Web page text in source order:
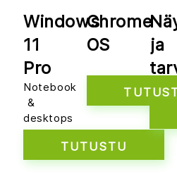
Windows
11
Pro
Notebook
&
desktops
TUTUSTU
Chrome
OS
ja